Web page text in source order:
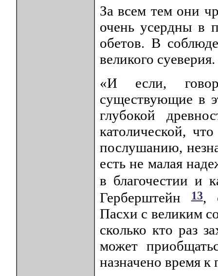
За всем тем они
очень усердны в
обетов. В
великого суеверия.
«И если,
существующие в
глубокой
католической,
послушанию,
есть не малая
в благочестии и
Герберштейн13,
Пасхи с великим
сколько кто раз
может
назначено время